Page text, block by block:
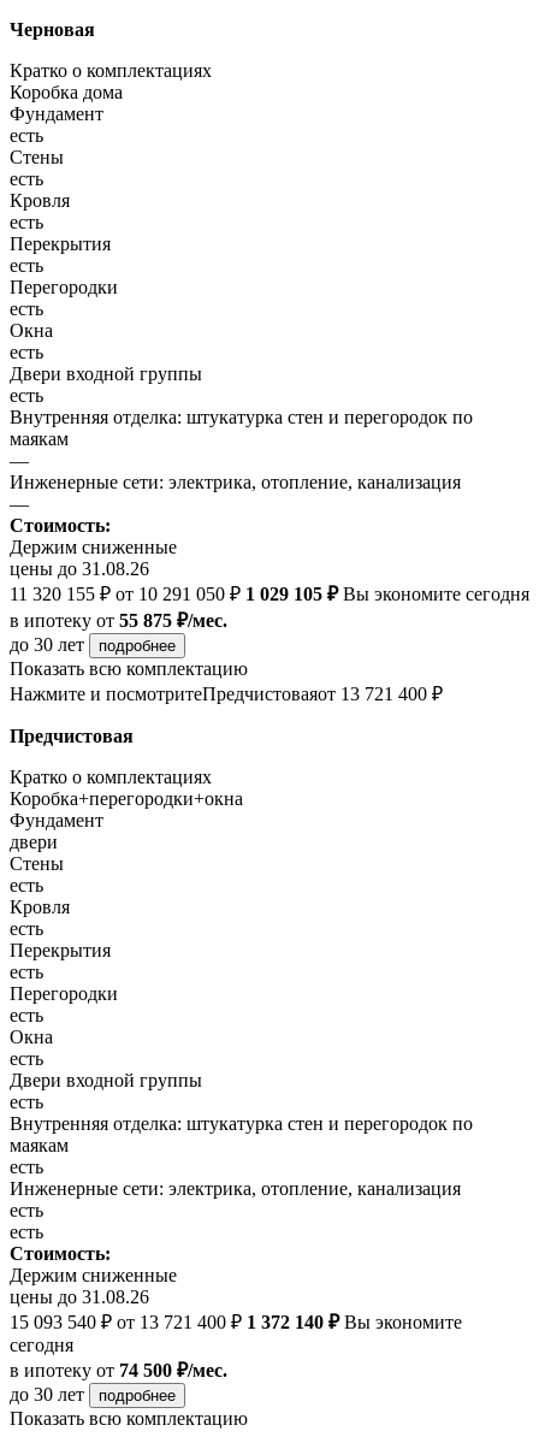
Черновая
Кратко о комплектациях
Коробка дома
Фундамент
есть
Стены
есть
Кровля
есть
Перекрытия
есть
Перегородки
есть
Окна
есть
Двери входной группы
есть
Внутренняя отделка: штукатурка стен и перегородок по
маякам
—
Инженерные сети: электрика, отопление, канализация
—
Стоимость:
Держим сниженные
цены до 31.08.26
11 320 155 ₽ от 10 291 050 ₽ 1 029 105 ₽Вы экономите сегодня
в ипотеку от 55 875 ₽/мес.
до 30 лет
подробнее
Показать всю комплектацию
Нажмите и посмотритеПредчистоваяот 13 721 400 ₽
Предчистовая
Кратко о комплектациях
Коробка+перегородки+окна
Фундамент
двери
Стены
есть
Кровля
есть
Перекрытия
есть
Перегородки
есть
Окна
есть
Двери входной группы
есть
Внутренняя отделка: штукатурка стен и перегородок по
маякам
есть
Инженерные сети: электрика, отопление, канализация
есть
есть
Стоимость:
Держим сниженные
цены до 31.08.26
15 093 540 ₽ от 13 721 400 ₽ 1 372 140 ₽Вы экономите
сегодня
в ипотеку от 74 500 ₽/мес.
до 30 лет
подробнее
Показать всю комплектацию